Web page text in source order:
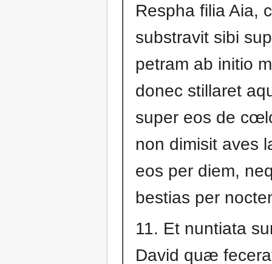
Respha filia Aia,
substravit sibi
petram ab initio
donec stillaret
super eos de
non dimisit aves
eos per diem,
bestias per
11. Et nuntiata
David quæ